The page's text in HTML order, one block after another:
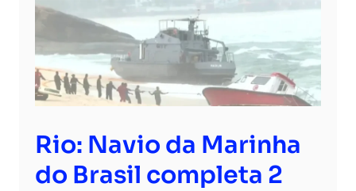
Rio: Navio da Marinha
do Brasil completa 2